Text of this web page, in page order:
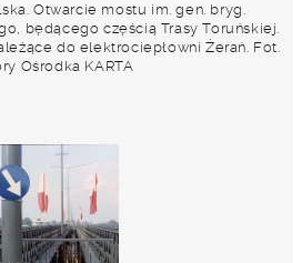
Otwarcie mostu im. gen. bryg.
będącego częścią Trasy Toruńskiej.
do elektrociepłowni Żerań. Fot.
Ośrodka KARTA